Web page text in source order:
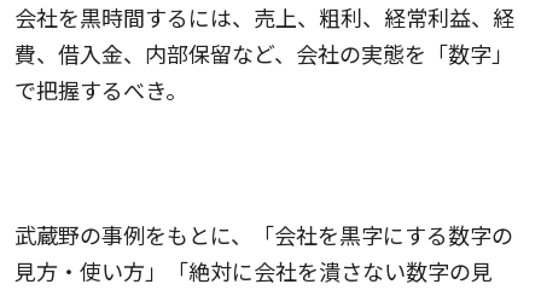
会社を黒時間するには、売上、粗利、経常利益、経
費、借入金、内部保留など、会社の実態を「数字」
で把握するべき。
武蔵野の事例をもとに、「会社を黒字にする数字の
見方・使い方」「絶対に会社を潰さない数字の見